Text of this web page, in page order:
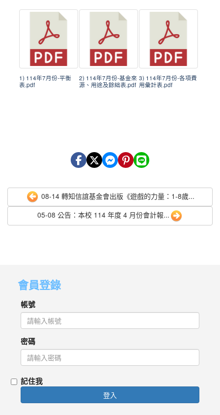
1) 114年7月份-平衡
表.pdf
2) 114年7月份-基金來
源、用途及餘絀表.pdf
3) 114年7月份-各項費
用彙計表.pdf
08-14 轉知信誼基金會出版《遊戲的力量：1-8歲...
05-08 公告：本校 114 年度 4 月份會計報...
會員登錄
帳號
密碼
記住我
登入